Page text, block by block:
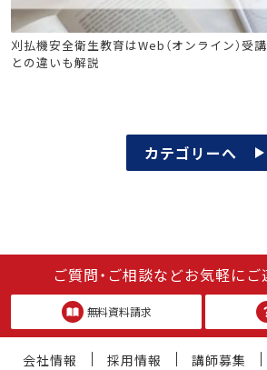
刈払機取扱作業者安全衛生教育
刈払機安全衛生教育はWeb（オンライン）受
との違いも解説
カテゴリーへ
ご質問・ご相談などお気軽に
無料資料請求
会社情報 採用情報 講師募集